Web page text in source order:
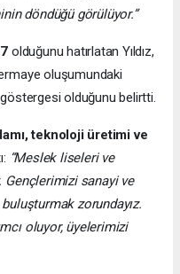
döndüğü görülüyor.”
olduğunu hatırlatan Yıldız,
oluşumundaki
göstergesi olduğunu belirtti.
teknoloji üretimi ve
“Meslek liseleri ve
Gençlerimizi sanayi ve
zorundayız.
oluyor, üyelerimizi